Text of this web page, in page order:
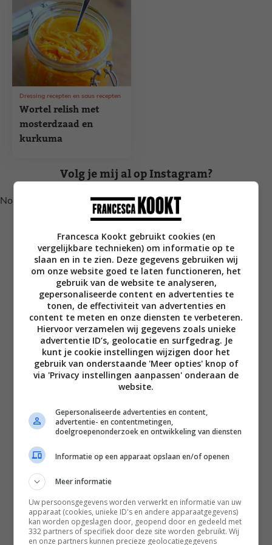
Wortel relish met
mosterdzaad en
kurkuma
Dressing recepten en saus recepten
Volg je mij al op Instagram?
No posts found.
Disclaimer
Privacy voorwaarden
Instagram
Facebook
Pinterest
Home
Word gratis lid
Recepten
Leefstijl
Reizen
Francesca Kookt gebruikt cookies (en
vergelijkbare technieken) om informatie op te
slaan en in te zien. Deze gegevens gebruiken wij
om onze website goed te laten functioneren, het
gebruik van de website te analyseren,
gepersonaliseerde content en advertenties te
tonen, de effectiviteit van advertenties en
content te meten en onze diensten te verbeteren.
Hiervoor verzamelen wij gegevens zoals unieke
advertentie ID’s, geolocatie en surfgedrag. Je
kunt je cookie instellingen wijzigen door het
gebruik van onderstaande 'Meer opties' knop of
via 'Privacy instellingen aanpassen' onderaan de
website.
Gepersonaliseerde advertenties en content,
advertentie- en contentmetingen,
doelgroepenonderzoek en ontwikkeling van diensten
Informatie op een apparaat opslaan en/of openen
Meer informatie
Uw persoonsgegevens worden verwerkt en informatie van uw
apparaat (cookies, unieke ID's en andere apparaatgegevens)
kan worden opgeslagen door, geopend door en gedeeld met
332 partners of specifiek door deze site worden gebruikt. Wij
en onze partners kunnen precieze geolocatiegegevens